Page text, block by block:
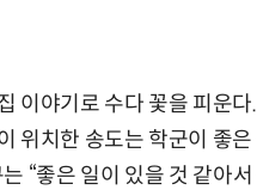
이야기로 수다 꽃을 피운
위치한 송도는 학군이 좋
“좋은 일이 있을 것 같아